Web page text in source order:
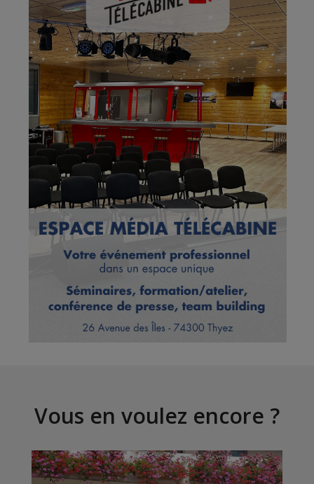
Vous en voulez encore ?